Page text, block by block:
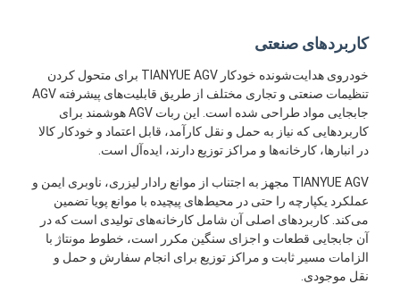
کاربردهای صنعتی
خودروی هدایت‌شونده خودکار TIANYUE AGV برای متحول کردن
تنظیمات صنعتی و تجاری مختلف از طریق قابلیت‌های پیشرفته AGV
جابجایی مواد طراحی شده است. این ربات AGV هوشمند برای
کاربردهایی که نیاز به حمل و نقل کارآمد، قابل اعتماد و خودکار کالا
در انبارها، کارخانه‌ها و مراکز توزیع دارند، ایده‌آل است.
TIANYUE AGV مجهز به اجتناب از موانع رادار لیزری، ناوبری ایمن و
عملکرد یکپارچه را حتی در محیط‌های پیچیده با موانع پویا تضمین
می‌کند. کاربردهای اصلی آن شامل کارخانه‌های تولیدی است که در
آن جابجایی قطعات و اجزای سنگین مکرر است، خطوط مونتاژ با
الزامات مسیر ثابت و مراکز توزیع برای انجام سفارش و حمل و
نقل موجودی.